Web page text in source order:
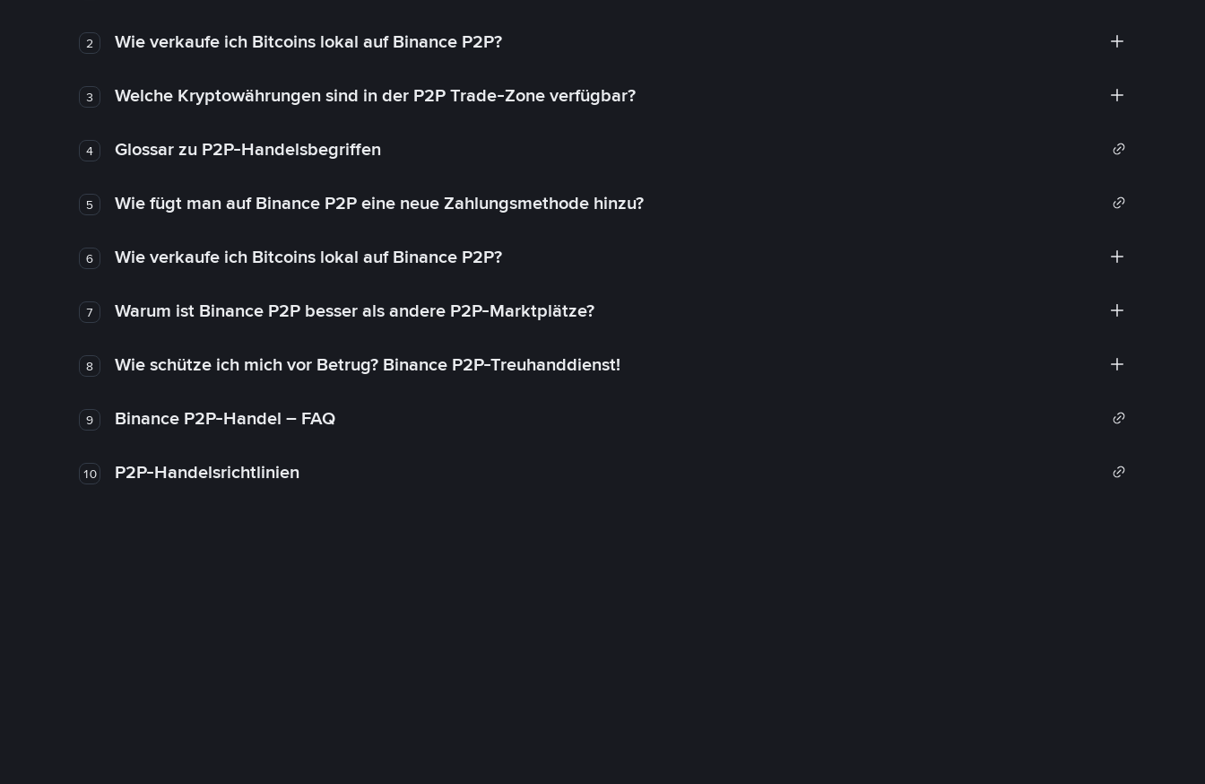
2 Wie verkaufe ich Bitcoins lokal auf Binance P2P?
3 Welche Kryptowährungen sind in der P2P Trade-Zone verfügbar?
4 Glossar zu P2P-Handelsbegriffen
5 Wie fügt man auf Binance P2P eine neue Zahlungsmethode hinzu?
6 Wie verkaufe ich Bitcoins lokal auf Binance P2P?
7 Warum ist Binance P2P besser als andere P2P-Marktplätze?
8 Wie schütze ich mich vor Betrug? Binance P2P-Treuhanddienst!
9 Binance P2P-Handel – FAQ
10 P2P-Handelsrichtlinien